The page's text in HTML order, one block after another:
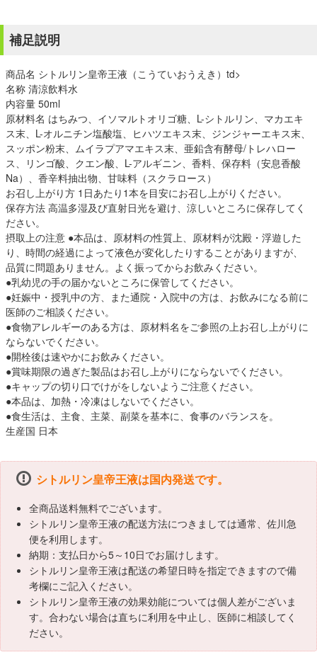
補足説明
商品名 シトルリン皇帝王液（こうていおうえき）td>
名称 清涼飲料水
内容量 50ml
原材料名 はちみつ、イソマルトオリゴ糖、L-シトルリン、マカエキ
ス末、L-オルニチン塩酸塩、ヒハツエキス末、ジンジャーエキス末、
スッポン粉末、ムイラプアマエキス末、亜鉛含有酵母/トレハロー
ス、リンゴ酸、クエン酸、L-アルギニン、香料、保存料（安息香酸
Na）、香辛料抽出物、甘味料（スクラロース）
お召し上がり方 1日あたり1本を目安にお召し上がりください。
保存方法 高温多湿及び直射日光を避け、涼しいところに保存してく
ださい。
摂取上の注意 ●本品は、原材料の性質上、原材料が沈殿・浮遊した
り、時間の経過によって液色が変化したりすることがありますが、
品質に問題ありません。よく振ってからお飲みください。
●乳幼児の手の届かないところに保管してください。
●妊娠中・授乳中の方、また通院・入院中の方は、お飲みになる前に
医師のご相談ください。
●食物アレルギーのある方は、原材料名をご参照の上お召し上がりに
ならないでください。
●開栓後は速やかにお飲みください。
●賞味期限の過ぎた製品はお召し上がりにならないでください。
●キャップの切り口でけがをしないようご注意ください。
●本品は、加熱・冷凍はしないでください。
●食生活は、主食、主菜、副菜を基本に、食事のバランスを。
生産国 日本
シトルリン皇帝王液は国内発送です。
全商品送料無料でございます。
シトルリン皇帝王液の配送方法につきましては通常、佐川急
便を利用します。
納期：支払日から5～10日でお届けします。
シトルリン皇帝王液は配送の希望日時を指定できますので備
考欄にご記入ください。
シトルリン皇帝王液の効果効能については個人差がございま
す。合わない場合は直ちに利用を中止し、医師に相談してく
ださい。